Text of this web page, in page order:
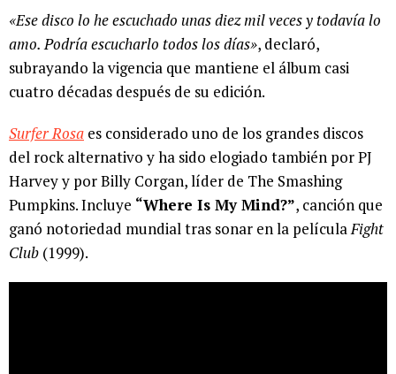
«Ese disco lo he escuchado unas diez mil veces y todavía lo
amo. Podría escucharlo todos los días», declaró,
subrayando la vigencia que mantiene el álbum casi
cuatro décadas después de su edición.
Surfer Rosa es considerado uno de los grandes discos
del rock alternativo y ha sido elogiado también por PJ
Harvey y por Billy Corgan, líder de The Smashing
Pumpkins. Incluye “Where Is My Mind?”, canción que
ganó notoriedad mundial tras sonar en la películaFight
Club (1999).